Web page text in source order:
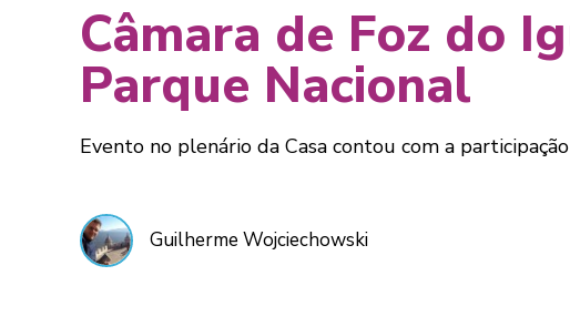
Câmara de Foz do
Parque Nacional
Evento no plenário da Casa contou com a
Guilherme Wojciechowski